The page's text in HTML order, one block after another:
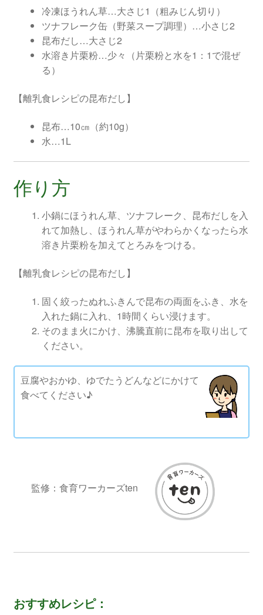
冷凍ほうれん草…大さじ1（粗みじん切り）
ツナフレーク缶（野菜スープ調理）…小さじ2
昆布だし…大さじ2
水溶き片栗粉…少々（片栗粉と水を1：1で混ぜ
る）
【離乳食レシピの昆布だし】
昆布…10㎝（約10g）
水…1L
作り方
小鍋にほうれん草、ツナフレーク、昆布だしを入
れて加熱し、ほうれん草がやわらかくなったら水
溶き片栗粉を加えてとろみをつける。
【離乳食レシピの昆布だし】
固く絞ったぬれふきんで昆布の両面をふき、水を
入れた鍋に入れ、1時間くらい浸けます。
そのまま火にかけ、沸騰直前に昆布を取り出して
ください。
豆腐やおかゆ、ゆでたうどんなどにかけて
食べてください♪
監修：食育ワーカーズten
おすすめレシピ：